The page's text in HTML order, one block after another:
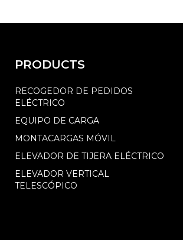
PRODUCTS
RECOGEDOR DE PEDIDOS
ELÉCTRICO
EQUIPO DE CARGA
MONTACARGAS MÓVIL
ELEVADOR DE TIJERA ELÉCTRICO
ELEVADOR VERTICAL
TELESCÓPICO